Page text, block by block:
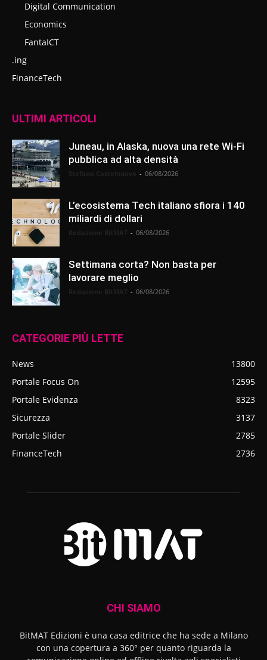
Digital Communication
Economics
FantaICT
.ing
FinanceTech
ULTIMI ARTICOLI
Juneau, in Alaska, nuova una rete Wi-Fi
pubblica ad alta densità
- 06/08/2026
L’ecosistema Tech italiano sfiora i 140
miliardi di dollari
- 06/08/2026
Settimana corta? Non basta per
lavorare meglio
- 06/08/2026
CATEGORIE PIÙ LETTE
News
13800
Portale Focus On
12595
Portale Evidenza
8323
Sicurezza
3137
Portale Slider
2785
FinanceTech
2736
CHI SIAMO
BitMAT Edizioni è una casa editrice che ha sede a Milano
con una copertura a 360° per quanto riguarda la